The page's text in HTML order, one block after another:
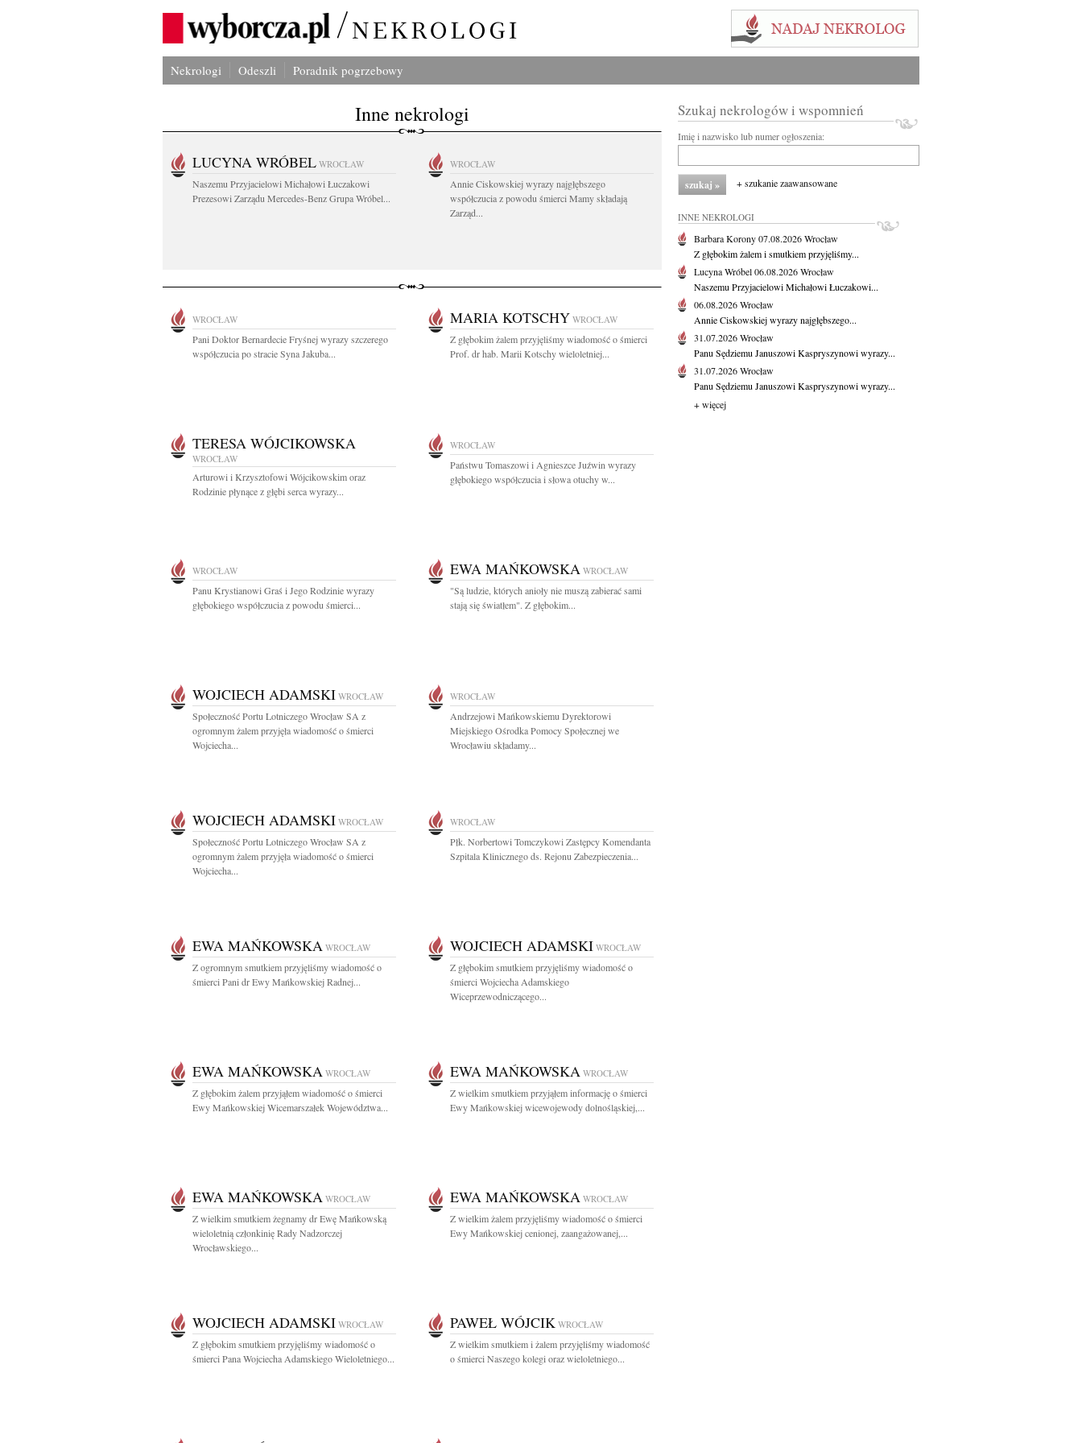
Nekrologi Odeszli Poradnik pogrzebowy
Inne nekrologi
LUCYNA WRÓBEL WROCŁAW
Naszemu Przyjacielowi Michałowi Łuczakowi
Prezesowi Zarządu Mercedes-Benz Grupa Wróbel...
WROCŁAW
Annie Ciskowskiej wyrazy najgłębszego
współczucia z powodu śmierci Mamy składają
Zarząd...
WROCŁAW
Pani Doktor Bernardecie Fryśnej wyrazy szczerego
współczucia po stracie Syna Jakuba...
MARIA KOTSCHY WROCŁAW
Z głębokim żalem przyjęliśmy wiadomość o śmierci
Prof. dr hab. Marii Kotschy wieloletniej...
TERESA WÓJCIKOWSKA
WROCŁAW
Arturowi i Krzysztofowi Wójcikowskim oraz
Rodzinie płynące z głębi serca wyrazy...
WROCŁAW
Państwu Tomaszowi i Agnieszce Juźwin wyrazy
głębokiego współczucia i słowa otuchy w...
WROCŁAW
Panu Krystianowi Graś i Jego Rodzinie wyrazy
głębokiego współczucia z powodu śmierci...
EWA MAŃKOWSKA WROCŁAW
"Są ludzie, których anioły nie muszą zabierać sami
stają się światłem". Z głębokim...
WOJCIECH ADAMSKI WROCŁAW
Społeczność Portu Lotniczego Wrocław SA z
ogromnym żalem przyjęła wiadomość o śmierci
Wojciecha...
WROCŁAW
Andrzejowi Mańkowskiemu Dyrektorowi
Miejskiego Ośrodka Pomocy Społecznej we
Wrocławiu składamy...
WOJCIECH ADAMSKI WROCŁAW
Społeczność Portu Lotniczego Wrocław SA z
ogromnym żalem przyjęła wiadomość o śmierci
Wojciecha...
WROCŁAW
Płk. Norbertowi Tomczykowi Zastępcy Komendanta
Szpitala Klinicznego ds. Rejonu Zabezpieczenia...
EWA MAŃKOWSKA WROCŁAW
Z ogromnym smutkiem przyjęliśmy wiadomość o
śmierci Pani dr Ewy Mańkowskiej Radnej...
WOJCIECH ADAMSKI WROCŁAW
Z głębokim smutkiem przyjęliśmy wiadomość o
śmierci Wojciecha Adamskiego
Wiceprzewodniczącego...
EWA MAŃKOWSKA WROCŁAW
Z głębokim żalem przyjąłem wiadomość o śmierci
Ewy Mańkowskiej Wicemarszałek Województwa...
EWA MAŃKOWSKA WROCŁAW
Z wielkim smutkiem przyjąłem informację o śmierci
Ewy Mańkowskiej wicewojewody dolnośląskiej,...
EWA MAŃKOWSKA WROCŁAW
Z wielkim smutkiem żegnamy dr Ewę Mańkowską
wieloletnią członkinię Rady Nadzorczej
Wrocławskiego...
EWA MAŃKOWSKA WROCŁAW
Z wielkim żalem przyjęliśmy wiadomość o śmierci
Ewy Mańkowskiej cenionej, zaangażowanej,...
WOJCIECH ADAMSKI WROCŁAW
Z głębokim smutkiem przyjęliśmy wiadomość o
śmierci Pana Wojciecha Adamskiego Wieloletniego...
PAWEŁ WÓJCIK WROCŁAW
Z wielkim smutkiem i żalem przyjęliśmy wiadomość
o śmierci Naszego kolegi oraz wieloletniego...
Szukaj nekrologów i wspomnień
Imię i nazwisko lub numer ogłoszenia:
+ szukanie zaawansowane
INNE NEKROLOGI
Barbara Korony07.08.2026Wrocław
Z głębokim żalem i smutkiem przyjęliśmy...
Lucyna Wróbel06.08.2026Wrocław
Naszemu Przyjacielowi Michałowi Łuczakowi...
06.08.2026Wrocław
Annie Ciskowskiej wyrazy najgłębszego...
31.07.2026Wrocław
Panu Sędziemu Januszowi Kaspryszynowi wyrazy...
31.07.2026Wrocław
Panu Sędziemu Januszowi Kaspryszynowi wyrazy...
+ więcej